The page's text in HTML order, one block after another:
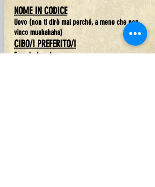
NOME IN CODICE
Uovo (non ti dirò mai perché, a meno che non
vinco muahahaha)
CIBO/I PREFERITO/I
Fragole fresche